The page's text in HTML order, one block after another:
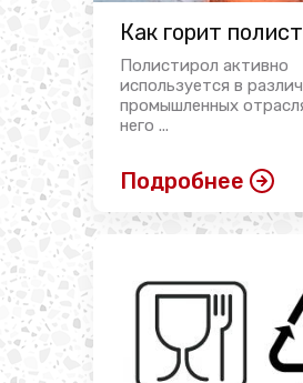
Как горит
Полистирол активно
используется в
промышленных
него ...
Подробнее